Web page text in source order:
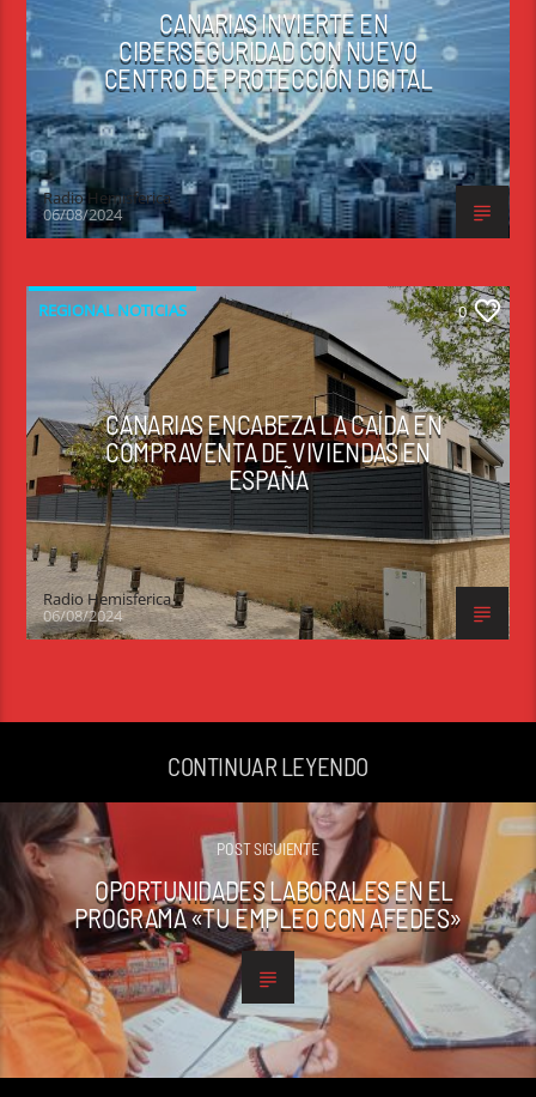
CANARIAS INVIERTE EN
CIBERSEGURIDAD CON NUEVO
CENTRO DE PROTECCIÓN DIGITAL
Radio Hemisferica
06/08/2024
REGIONAL NOTICIAS 0
CANARIAS ENCABEZA LA CAÍDA EN
COMPRAVENTA DE VIVIENDAS EN
ESPAÑA
Radio Hemisferica
06/08/2024
CONTINUAR LEYENDO
POST SIGUIENTE
OPORTUNIDADES LABORALES EN EL
PROGRAMA «TU EMPLEO CON AFEDES»